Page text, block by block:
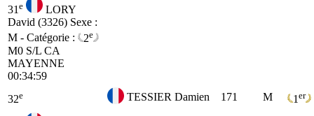
31 e
LORY
David (3326) Sexe :
M - Catégorie :
2e
M0 S/L CA
MAYENNE
00:34:59
32e TESSIER Damien 171 M 1 er